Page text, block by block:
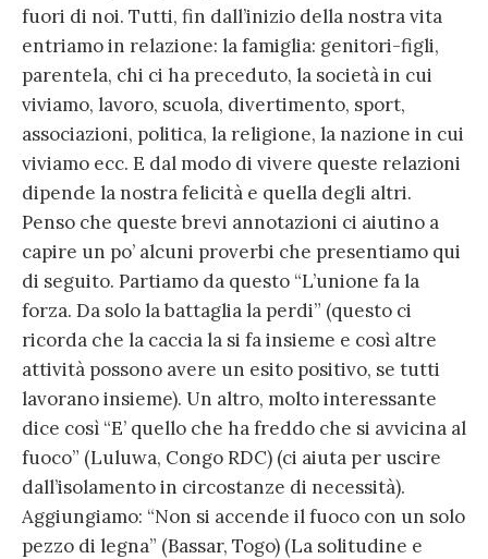
fuori di noi. Tutti, fin dall’inizio della nostra vita
entriamo in relazione: la famiglia: genitori-figli,
parentela, chi ci ha preceduto, la società in cui
viviamo, lavoro, scuola, divertimento, sport,
associazioni, politica, la religione, la nazione in cui
viviamo ecc. E dal modo di vivere queste relazioni
dipende la nostra felicità e quella degli altri.
Penso che queste brevi annotazioni ci aiutino a
capire un po’ alcuni proverbi che presentiamo qui
di seguito. Partiamo da questo “L’unione fa la
forza. Da solo la battaglia la perdi” (questo ci
ricorda che la caccia la si fa insieme e così altre
attività possono avere un esito positivo, se tutti
lavorano insieme). Un altro, molto interessante
dice così “E’ quello che ha freddo che si avvicina al
fuoco” (Luluwa, Congo RDC) (ci aiuta per uscire
dall’isolamento in circostanze di necessità).
Aggiungiamo: “Non si accende il fuoco con un solo
pezzo di legna” (Bassar, Togo) (La solitudine e